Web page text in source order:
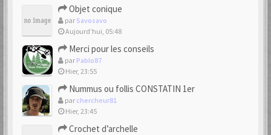
Objet conique
par Savosavo
Aujourd’hui, 05:48
Merci pour les conseils
par Pablo87
Hier, 23:55
Nummus ou follis CONSTATIN 1er
par chercheur81
Hier, 23:45
Crochet d’archelle